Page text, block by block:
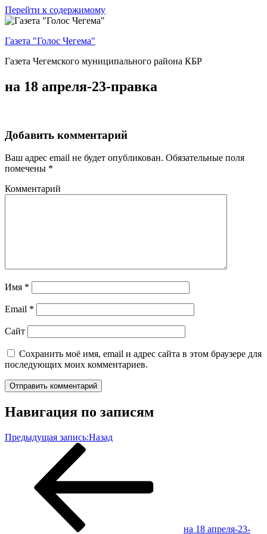
Перейти к содержимому
Газета "Голос Чегема"
Газета Чегемского муниципального района КБР
на 18 апреля-23-правка
Добавить комментарий
Ваш адрес email не будет опубликован. Обязательные поля
помечены *
Комментарий
Имя *
Email *
Сайт
Сохранить моё имя, email и адрес сайта в этом браузере для
последующих моих комментариев.
Навигация по записям
Предыдущая запись:Назад
на 18 апреля-23-